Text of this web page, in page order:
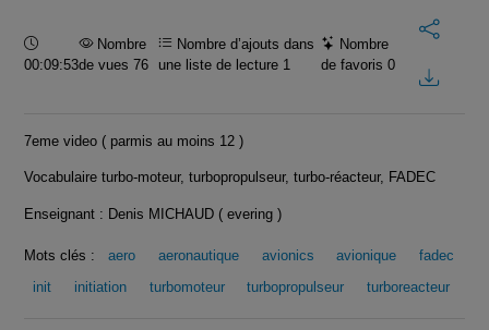
Durée :
00:09:53
Nombre
de vues 76
Nombre d’ajouts dans
une liste de lecture 1
Nombre
de favoris0
7eme video ( parmis au moins 12 )
Vocabulaire turbo-moteur, turbopropulseur, turbo-réacteur, FADEC
Enseignant : Denis MICHAUD ( evering )
Mots clés : aero aeronautique avionics avionique
fadec
init
initiation turbomoteur turbopropulseur turboreacteur